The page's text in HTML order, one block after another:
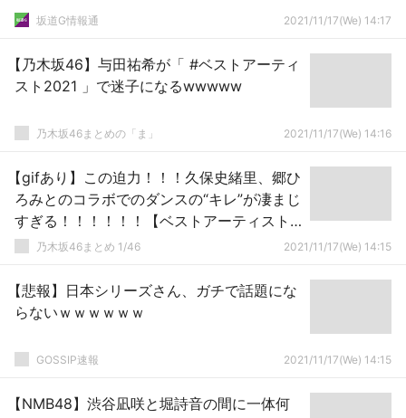
坂道G情報通 2021/11/17(We) 14:17
【乃木坂46】与田祐希が「 #ベストアーティ
スト2021 」で迷子になるwwwww
乃木坂46まとめの「ま」 2021/11/17(We) 14:16
【gifあり】この迫力！！！久保史緒里、郷ひ
ろみとのコラボでのダンスの“キレ”が凄まじ
すぎる！！！！！！【ベストアーティスト
2021】【乃木坂46】
乃木坂46まとめ 1/46 2021/11/17(We) 14:15
【悲報】日本シリーズさん、ガチで話題にな
らないｗｗｗｗｗｗ
GOSSIP速報 2021/11/17(We) 14:15
【NMB48】渋谷凪咲と堀詩音の間に一体何